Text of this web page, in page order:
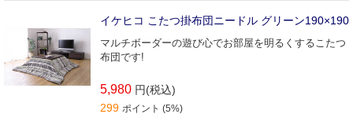
イケヒコ こたつ掛布団ニードル グリーン190×190
マルチボーダーの遊び心でお部屋を明るくするこたつ
布団です!
5,980 円(税込)
299 ポイント (5%)